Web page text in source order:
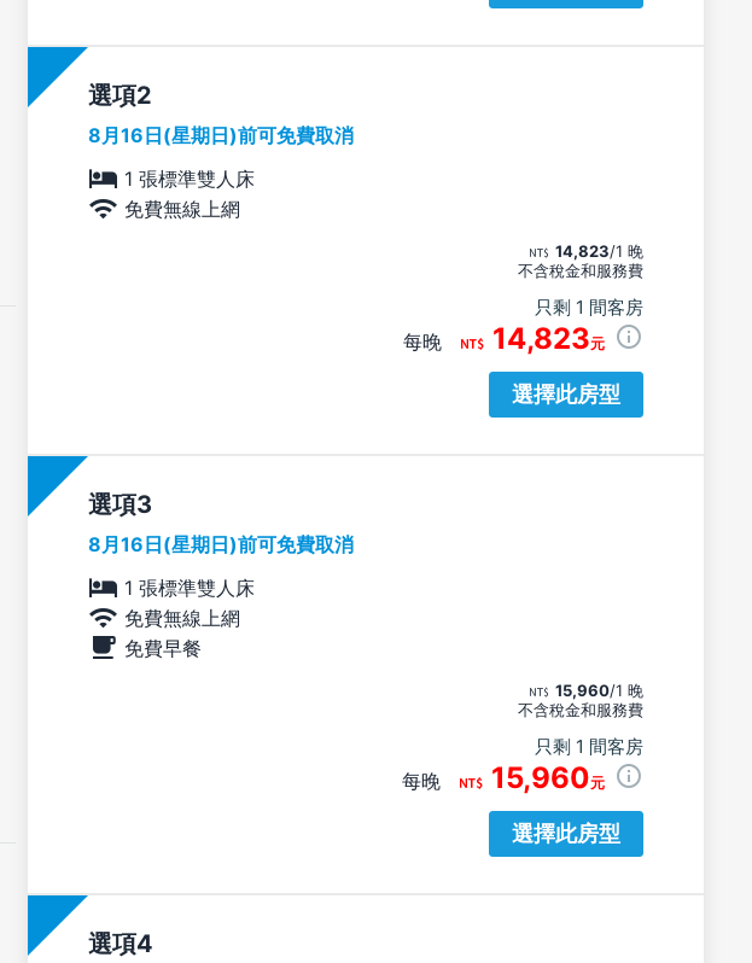
選項
8月16日(星期日)前可免費取消
1 張標準雙人床
免費無線上網
14,823/1 晚
不含稅金和服務費
只剩 1 間客房
每晚 14,823元
選擇此房型
選項
8月16日(星期日)前可免費取消
1 張標準雙人床
免費無線上網
免費早餐
15,960/1 晚
不含稅金和服務費
只剩 1 間客房
每晚 15,960元
選擇此房型
選項